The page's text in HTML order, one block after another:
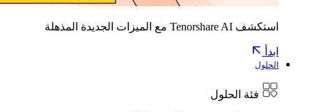
استكشف Tenorshare AI مع الميزات الجديدة المذهلة
ابدأ
الحلول
فئة الحلول